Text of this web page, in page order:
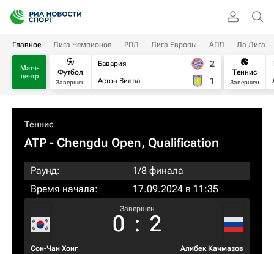
Главное Лига Чемпионов РПЛ Лига Европы АПЛ Ла Лига
Матч-
центр
Футбол
Завершен
Бавария
Астон Вилла
2
1
Теннис
Завершен
Теннис
ATP - Chengdu Open, Qualification
Раунд:
1/8 финала
Время начала:
17.09.2024 в 11:35
Сон-Чан Хонг
Завершен
0 : 2
Алибек Качмазов